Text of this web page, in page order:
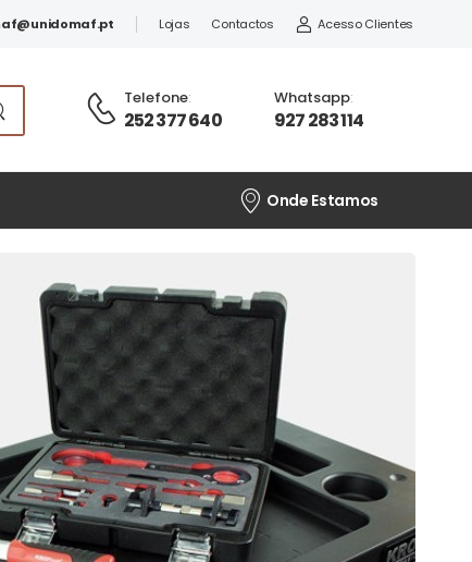
Lojas Contactos Acesso Clientes
Telefone:
252 377 640
Whatsapp:
927 283 114
Onde Estamos